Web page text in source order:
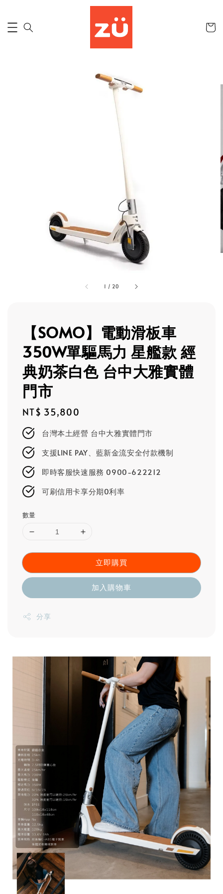
1 / 20
【SOMO】電動滑板車
350W單驅馬力 星艦款 經
典奶茶白色 台中大雅實體
門市
Regular
price
NT$ 35,800
台灣本土經營 台中大雅實體門市
支援LINE PAY、藍新金流安全付款機制
即時客服快速服務 0900-622212
可刷信用卡享分期0利率
數量
立即購買
加入購物車
分享